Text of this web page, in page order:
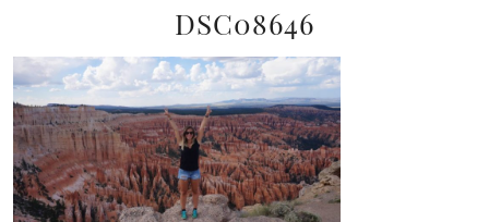
DSC08646